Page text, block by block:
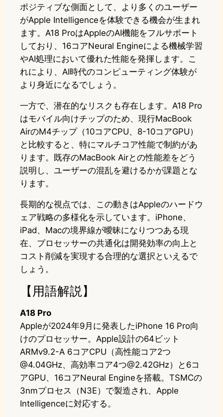
ポジティブな側面として、より多くのユーザー
がApple Intelligenceを体験できる機会が生まれ
ます。A18 ProはAppleのAI機能をフルサポート
しており、16コアNeural Engineによる機械学習
やAI処理において優れた性能を発揮します。こ
れにより、AI時代のコンピューティング体験が
より身近になるでしょう。
一方で、潜在的なリスクも存在します。A18 Pro
はモバイル向けチップのため、現行MacBook
AirのM4チップ（10コアCPU、8-10コアGPU）
と比較すると、特にマルチコア性能で制約があ
ります。既存のMacBook Airとの性能差をどう
説明し、ユーザーの混乱を避けるかが課題とな
ります。
長期的な視点では、この動きはAppleのハードウ
ェア戦略の多様化を示しています。iPhone、
iPad、Macの境界線が曖昧になりつつある現
在、プロセッサーの共通化は開発効率の向上と
コスト削減を実現する合理的な選択といえるで
しょう。
【用語解説】
A18 Pro
Appleが2024年9月に発表したiPhone 16 Pro向
けのプロセッサー。Apple設計の64ビット
ARMv9.2-A 6コアCPU（高性能コア2つ
@4.04GHz、高効率コア4つ@2.42GHz）と6コ
アGPU、16コアNeural Engineを搭載。TSMCの
3nmプロセス（N3E）で製造され、Apple
Intelligenceに対応する。